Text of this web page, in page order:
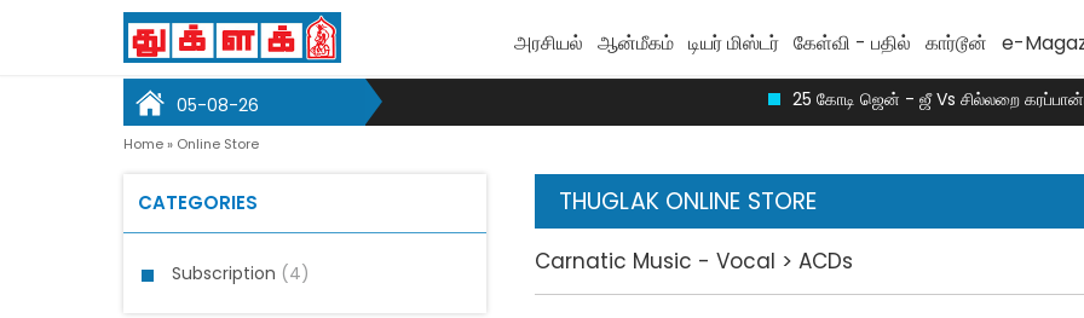
அரசியல் ஆன்மீகம் டியர் மிஸ்டர் கேள்வி - பதில் கார்டூன் e-
05-08-26 25 கோடி ஜென் - ஜீ Vs சில்லறை
Home» Online Store
CATEGORIES
Subscription (4)
THUGLAK ONLINE STORE
Carnatic Music - Vocal > ACDs